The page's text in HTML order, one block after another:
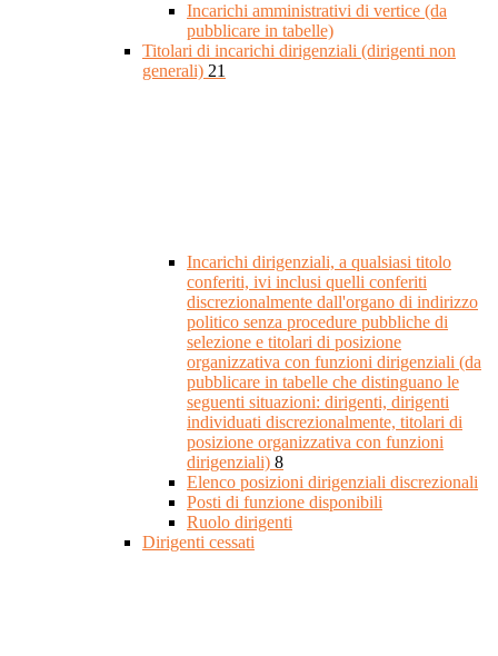
Incarichi amministrativi di vertice (da
pubblicare in tabelle)
Titolari di incarichi dirigenziali (dirigenti non
generali) 21
Incarichi dirigenziali, a qualsiasi titolo
conferiti, ivi inclusi quelli conferiti
discrezionalmente dall'organo di indirizzo
politico senza procedure pubbliche di
selezione e titolari di posizione
organizzativa con funzioni dirigenziali (da
pubblicare in tabelle che distinguano le
seguenti situazioni: dirigenti, dirigenti
individuati discrezionalmente, titolari di
posizione organizzativa con funzioni
dirigenziali) 8
Elenco posizioni dirigenziali discrezionali
Posti di funzione disponibili
Ruolo dirigenti
Dirigenti cessati